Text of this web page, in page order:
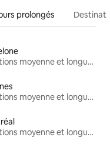
prolongés
Locations moyenne et longue durée
Locations moyenne et longue durée
Locations moyenne et longue durée